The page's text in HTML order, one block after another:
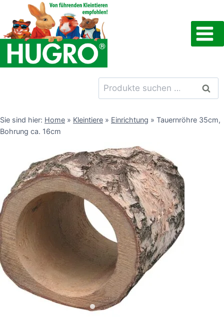
Inhalt
springen
Suchen
nach:
Sie sind hier: Home » Kleintiere » Einrichtung » Tauernröhre 35cm,
Bohrung ca. 16cm